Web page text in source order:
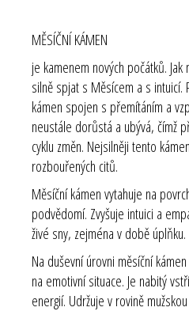
MĚSÍČNÍ KÁMEN
je kamenem nových počátků.
silně spjat s Měsícem a s
kámen spojen s přemítáním a
neustále dorůstá a ubývá, čímž
cyklu změn. Nejsilněji tento
rozbouřených citů.
Měsíční kámen vytahuje na
podvědomí. Zvyšuje intuici a
živé sny, zejména v době úplňku.
Na duševní úrovni měsíční
na emotivní situace. Je nabitý
energií. Udržuje v rovině